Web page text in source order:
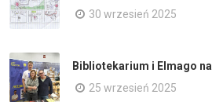
30 wrzesień 2025
Bibliotekarium i Elmago
25 wrzesień 2025